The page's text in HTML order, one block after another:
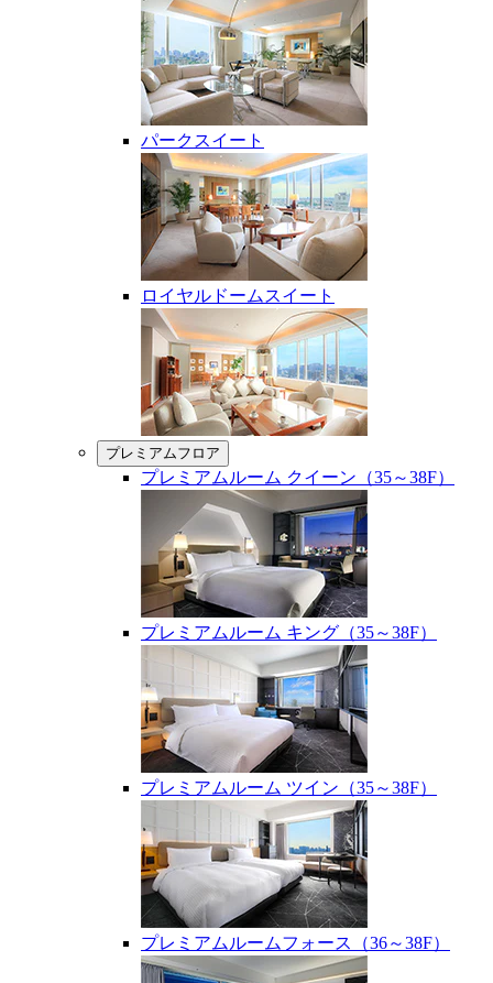
パークスイート
ロイヤルドームスイート
プレミアムフロア
プレミアムルーム クイーン（35～38F）
プレミアムルーム キング（35～38F）
プレミアムルーム ツイン（35～38F）
プレミアムルームフォース（36～38F）